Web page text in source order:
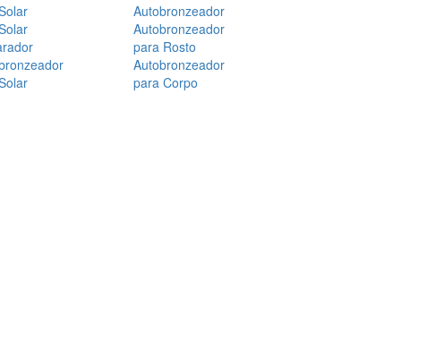
Autobronzeador
Autobronzeador
para Rosto
Autobronzeador
para Corpo